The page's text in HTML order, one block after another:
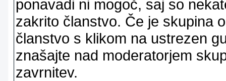
ponavadi ni mogoč, saj so
zakrito članstvo. Če je skupina
članstvo s klikom na ustrezen
znašajte nad moderatorjem
zavrnitev.